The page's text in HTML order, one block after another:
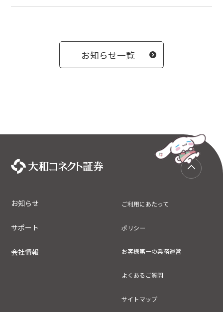
お知らせ一覧
お知らせ
サポート
会社情報
ご利用にあたって
ポリシー
お客様第一の業務運営
よくあるご質問
サイトマップ